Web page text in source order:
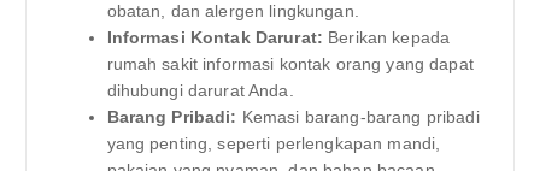
obatan, dan alergen lingkungan.
Informasi Kontak Darurat: Berikan kepada
rumah sakit informasi kontak orang yang dapat
dihubungi darurat Anda.
Barang Pribadi: Kemasi barang-barang pribadi
yang penting, seperti perlengkapan mandi,